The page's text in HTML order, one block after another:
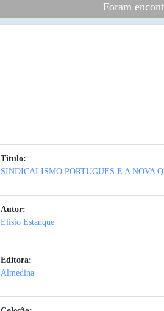
Foram
Titulo:
SINDICALISMO PORTUGUES E A NOVA
Autor:
Elisio Estanque
Editora:
Almedina